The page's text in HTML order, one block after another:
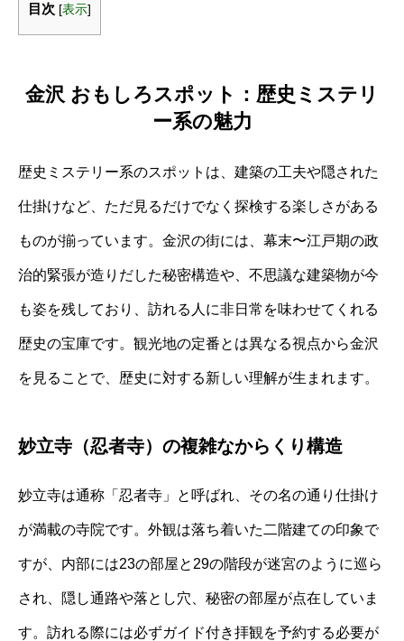
目次 [表示]
金沢 おもしろスポット：歴史ミステリ
ー系の魅力
歴史ミステリー系のスポットは、建築の工夫や隠された
仕掛けなど、ただ見るだけでなく探検する楽しさがある
ものが揃っています。金沢の街には、幕末〜江戸期の政
治的緊張が造りだした秘密構造や、不思議な建築物が今
も姿を残しており、訪れる人に非日常を味わせてくれる
歴史の宝庫です。観光地の定番とは異なる視点から金沢
を見ることで、歴史に対する新しい理解が生まれます。
妙立寺（忍者寺）の複雑なからくり構造
妙立寺は通称「忍者寺」と呼ばれ、その名の通り仕掛け
が満載の寺院です。外観は落ち着いた二階建ての印象で
すが、内部には23の部屋と29の階段が迷宮のように巡ら
され、隠し通路や落とし穴、秘密の部屋が点在していま
す。訪れる際には必ずガイド付き拝観を予約する必要が